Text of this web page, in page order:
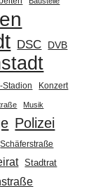
DSC DVB
Stadion
Konzert
Musik
Polizei
Schäferstraße
Stadtrat